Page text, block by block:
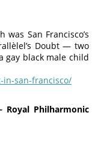
San Francisco’s
Doubt — two
gay black male child
in-san-francisco/
Royal Philharmonic